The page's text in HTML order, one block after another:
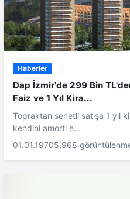
Haberler
Dap İzmir'de 299 Bin
Faiz ve 1 Yıl Kira...
Topraktan senetli satışa 1 yıl
kendini amorti e...
01.01.19705,968